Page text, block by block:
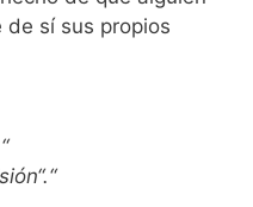
sí sus propios